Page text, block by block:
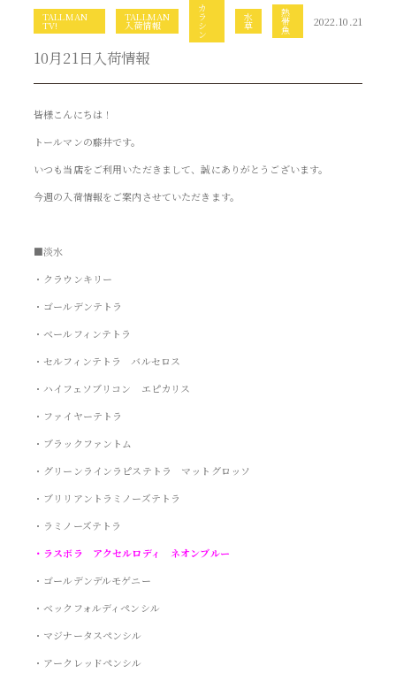
TALLMAN
TV!
TALLMAN
入荷情報
カ
ラ
シ
ン
水
草
熱
帯
魚
2022.10.21
10月21日入荷情報
皆様こんにちは！
トールマンの藤井です。
いつも当店をご利用いただきまして、誠にありがとうございます。
今週の入荷情報をご案内させていただきます。
■淡水
・クラウンキリー
・ゴールデンテトラ
・ベールフィンテトラ
・セルフィンテトラ バルセロス
・ハイフェソブリコン エピカリス
・ファイヤーテトラ
・ブラックファントム
・グリーンラインラピステトラ マットグロッソ
・ブリリアントラミノーズテトラ
・ラミノーズテトラ
・ラスボラ アクセルロディ ネオンブルー
・ゴールデンデルモゲニー
・ベックフォルディペンシル
・マジナータスペンシル
・アークレッドペンシル